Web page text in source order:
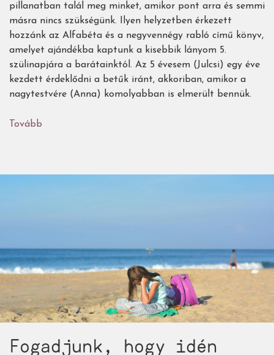
pillanatban talál meg minket, amikor pont arra és semmi
másra nincs szükségünk. Ilyen helyzetben érkezett
hozzánk az Alfabéta és a negyvennégy rabló című könyv,
amelyet ajándékba kaptunk a kisebbik lányom 5.
szülinapjára a barátainktól. Az 5 évesem (Julcsi) egy éve
kezdett érdeklődni a betűk iránt, akkoriban, amikor a
nagytestvére (Anna) komolyabban is elmerült bennük.
Tovább
rabló)
Fogadjunk, hogy idén